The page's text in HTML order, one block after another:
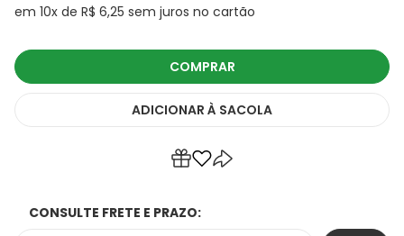
em 10x de R$ 6,25 sem juros no cartão
COMPRAR
ADICIONAR À SACOLA
CONSULTE FRETE E PRAZO: